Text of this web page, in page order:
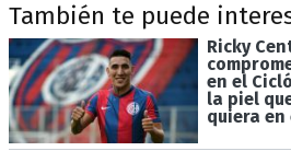
También te puede
Ricky
en el
la piel
quiera en